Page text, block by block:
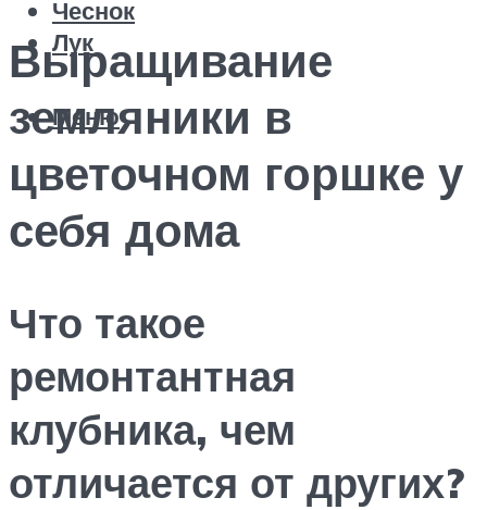
Чеснок
Лук
Меню
Выращивание
земляники в
цветочном горшке у
себя дома
Что такое
ремонтантная
клубника, чем
отличается от других?